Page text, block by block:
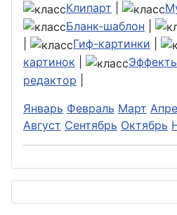
Клипарт
Бланк-шаблон
Гиф-картинки
картинок
редактор
Январь Февраль Март
Август Сентябрь Октябрь